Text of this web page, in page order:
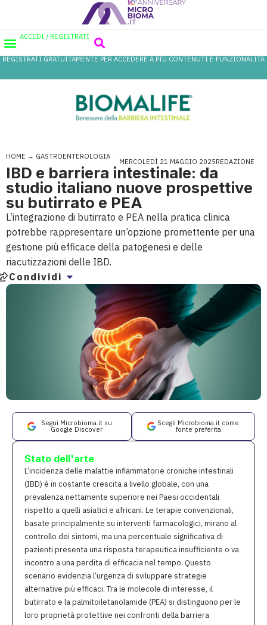
ACCEDI / REGISTRATI
REGISTRATI GRATUITAMENTE PER ACCEDERE A PIÙ CONTENUTI E FUNZIONALITÀ
HOME → GASTROENTEROLOGIA
MERCOLEDÌ 21 MAGGIO 2025REDAZIONE
IBD e barriera intestinale: da
studio italiano nuove prospettive
su butirrato e PEA
L’integrazione di butirrato e PEA nella pratica clinica
potrebbe rappresentare un’opzione promettente per una
gestione più efficace della patogenesi e delle
riacutizzazioni delle IBD.
Condividi
Segui Microbioma.it su
Google Discover
Scegli Microbioma.it come
fonte preferita
Stato dell'arte
L’incidenza delle malattie infiammatorie croniche intestinali
(IBD) è in costante crescita a livello globale, con una
prevalenza nettamente superiore nei Paesi occidentali
rispetto a quelli asiatici e africani. Le terapie convenzionali,
basate principalmente su interventi farmacologici, mirano al
controllo dei sintomi, ma una percentuale significativa di
pazienti presenta una risposta terapeutica insufficiente o va
incontro a una perdita di efficacia nel tempo. Questo
scenario evidenzia l’urgenza di sviluppare strategie
alternative più efficaci. Tra le molecole di interesse, il
butirrato e la palmitoiletanolamide (PEA) si distinguono per le
loro proprietà protettive nei confronti della barriera